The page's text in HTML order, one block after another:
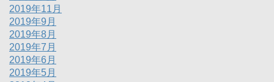
2019年11月
2019年9月
2019年8月
2019年7月
2019年6月
2019年5月